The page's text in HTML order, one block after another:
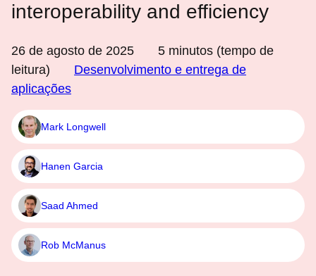
interoperability and efficiency
26 de agosto de 2025 5 minutos (tempo de
leitura)
Desenvolvimento e entrega de
aplicações
Mark Longwell
Hanen Garcia
Saad Ahmed
Rob McManus